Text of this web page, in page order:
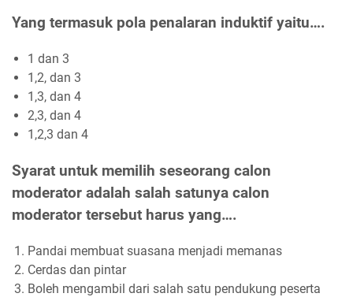
Yang termasuk pola penalaran induktif yaitu….
1 dan 3
1,2, dan 3
1,3, dan 4
2,3, dan 4
1,2,3 dan 4
Syarat untuk memilih seseorang calon
moderator adalah salah satunya calon
moderator tersebut harus yang….
Pandai membuat suasana menjadi memanas
Cerdas dan pintar
Boleh mengambil dari salah satu pendukung peserta